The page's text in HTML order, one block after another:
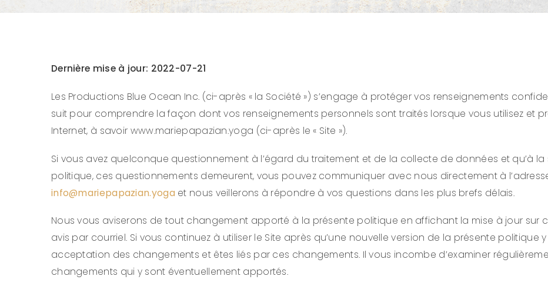
Dernière mise à jour: 2022-07-21
Les Productions Blue Ocean Inc. (ci-après « la Société ») s’engage à protéger vos renseignements
suit pour comprendre la façon dont vos renseignements personnels sont traités lorsque vous utilisez et
Internet, à savoir www.mariepapazian.yoga (ci-après le « Site »).
Si vous avez quelconque questionnement à l’égard du traitement et de la collecte de données et qu’à
politique, ces questionnements demeurent, vous pouvez communiquer avec nous directement à
info@mariepapazian.yoga et nous veillerons à répondre à vos questions dans les plus brefs délais.
Nous vous aviserons de tout changement apporté à la présente politique en affichant la mise à jour sur
avis par courriel. Si vous continuez à utiliser le Site après qu’une nouvelle version de la présente politique
acceptation des changements et êtes liés par ces changements. Il vous incombe d’examiner
changements qui y sont éventuellement apportés.